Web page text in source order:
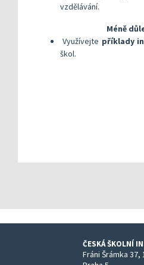
vzdělávání.
Méně
Využívejte příklady
škol.
ČESKÁ ŠKOLNÍ
Fráni Šrámka 37,